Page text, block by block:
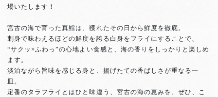
場いたします！
宮古の海で育った真鱈は、獲れたその日から鮮度を徹底。
刺身で味わえるほどの鮮度を誇る白身をフライにすることで、
“サクッ×ふわっ”の心地よい食感と、海の香りをしっかりと楽しめ
ます。
淡泊ながら旨味を感じる身と、揚げたての香ばしさが重なる一
皿。
定番のタラフライとはひと味違う、宮古の海の恵みを、ぜひ、こ